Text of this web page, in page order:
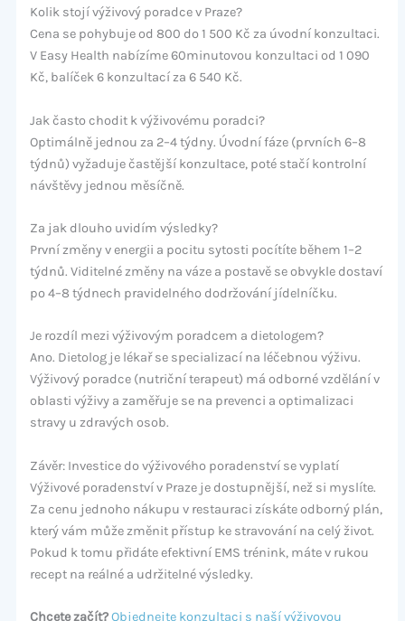
Kolik stojí výživový poradce v Praze?
Cena se pohybuje od 800 do 1 500 Kč za úvodní konzultaci.
V Easy Health nabízíme 60minutovou konzultaci od 1 090
Kč, balíček 6 konzultací za 6 540 Kč.
Jak často chodit k výživovému poradci?
Optimálně jednou za 2–4 týdny. Úvodní fáze (prvních 6–8
týdnů) vyžaduje častější konzultace, poté stačí kontrolní
návštěvy jednou měsíčně.
Za jak dlouho uvidím výsledky?
První změny v energii a pocitu sytosti pocítíte během 1–2
týdnů. Viditelné změny na váze a postavě se obvykle dostaví
po 4–8 týdnech pravidelného dodržování jídelníčku.
Je rozdíl mezi výživovým poradcem a dietologem?
Ano. Dietolog je lékař se specializací na léčebnou výživu.
Výživový poradce (nutriční terapeut) má odborné vzdělání v
oblasti výživy a zaměřuje se na prevenci a optimalizaci
stravy u zdravých osob.
Závěr: Investice do výživového poradenství se vyplatí
Výživové poradenství v Praze je dostupnější, než si myslíte.
Za cenu jednoho nákupu v restauraci získáte odborný plán,
který vám může změnit přístup ke stravování na celý život.
Pokud k tomu přidáte efektivní EMS trénink, máte v rukou
recept na reálné a udržitelné výsledky.
Chcete začít?Objednejte konzultaci s naší výživovou